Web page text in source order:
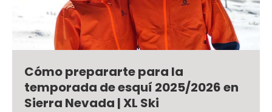
Cómo prepararte para la
temporada de esquí 2025/2026 en
Sierra Nevada | XL Ski